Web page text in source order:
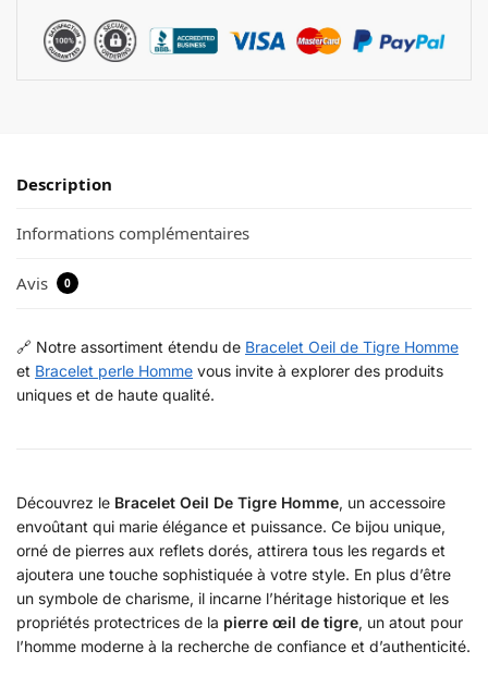
Description
Informations complémentaires
Avis 0
🔗 Notre assortiment étendu de Bracelet Oeil de Tigre Homme
et Bracelet perle Homme vous invite à explorer des produits
uniques et de haute qualité.
Découvrez le Bracelet Oeil De Tigre Homme, un accessoire
envoûtant qui marie élégance et puissance. Ce bijou unique,
orné de pierres aux reflets dorés, attirera tous les regards et
ajoutera une touche sophistiquée à votre style. En plus d’être
un symbole de charisme, il incarne l’héritage historique et les
propriétés protectrices de la pierre œil de tigre, un atout pour
l’homme moderne à la recherche de confiance et d’authenticité.